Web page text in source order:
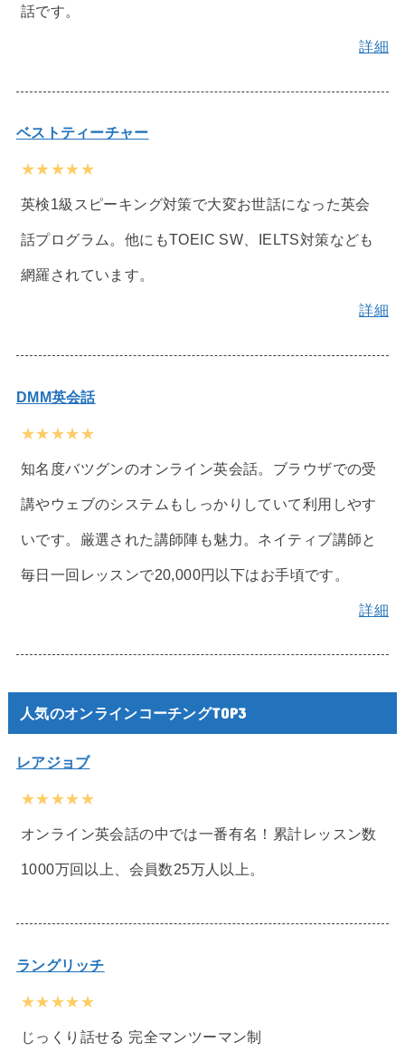
話です。
詳細
ベストティーチャー
★★★★★
英検1級スピーキング対策で大変お世話になった英会
話プログラム。他にもTOEIC SW、IELTS対策なども
網羅されています。
詳細
DMM英会話
★★★★★
知名度バツグンのオンライン英会話。ブラウザでの受
講やウェブのシステムもしっかりしていて利用しやす
いです。厳選された講師陣も魅力。ネイティブ講師と
毎日一回レッスンで20,000円以下はお手頃です。
詳細
人気のオンラインコーチングTOP3
レアジョブ
★★★★★
オンライン英会話の中では一番有名！累計レッスン数
1000万回以上、会員数25万人以上。
ラングリッチ
★★★★★
じっくり話せる 完全マンツーマン制